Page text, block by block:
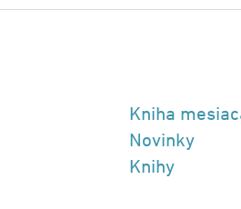
Kniha
Novinky
Knihy